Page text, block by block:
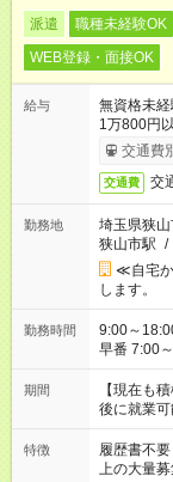
派遣 職種未経験OK
WEB登録・面接OK
給与
無資格未
1万800円
交通費
交通費 交
勤務地
埼玉県狭
狭山市駅 /
≪自宅
します。
勤務時間
9:00～18:00（休憩60分）
早番 7:00～
と休みを
「できれ
ね。 ※Wワーク希望の方へ 今ご覧のお仕事で希望する勤務時間
と、もう1
合は応募
期間
【現在も
後に就業可
特徴 履歴書不要
上の大量